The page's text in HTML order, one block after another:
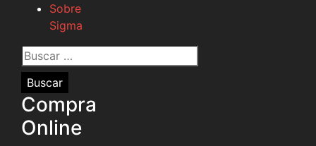
Sobre
Sigma
Buscar
por:
Compra
Online